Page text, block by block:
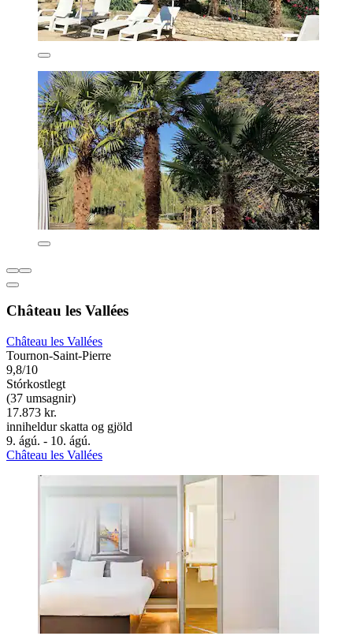
Château les Vallées
Château les Vallées
Tournon-Saint-Pierre
9,8/10
Stórkostlegt
(37 umsagnir)
17.873 kr.
inniheldur skatta og gjöld
9. ágú. - 10. ágú.
Château les Vallées